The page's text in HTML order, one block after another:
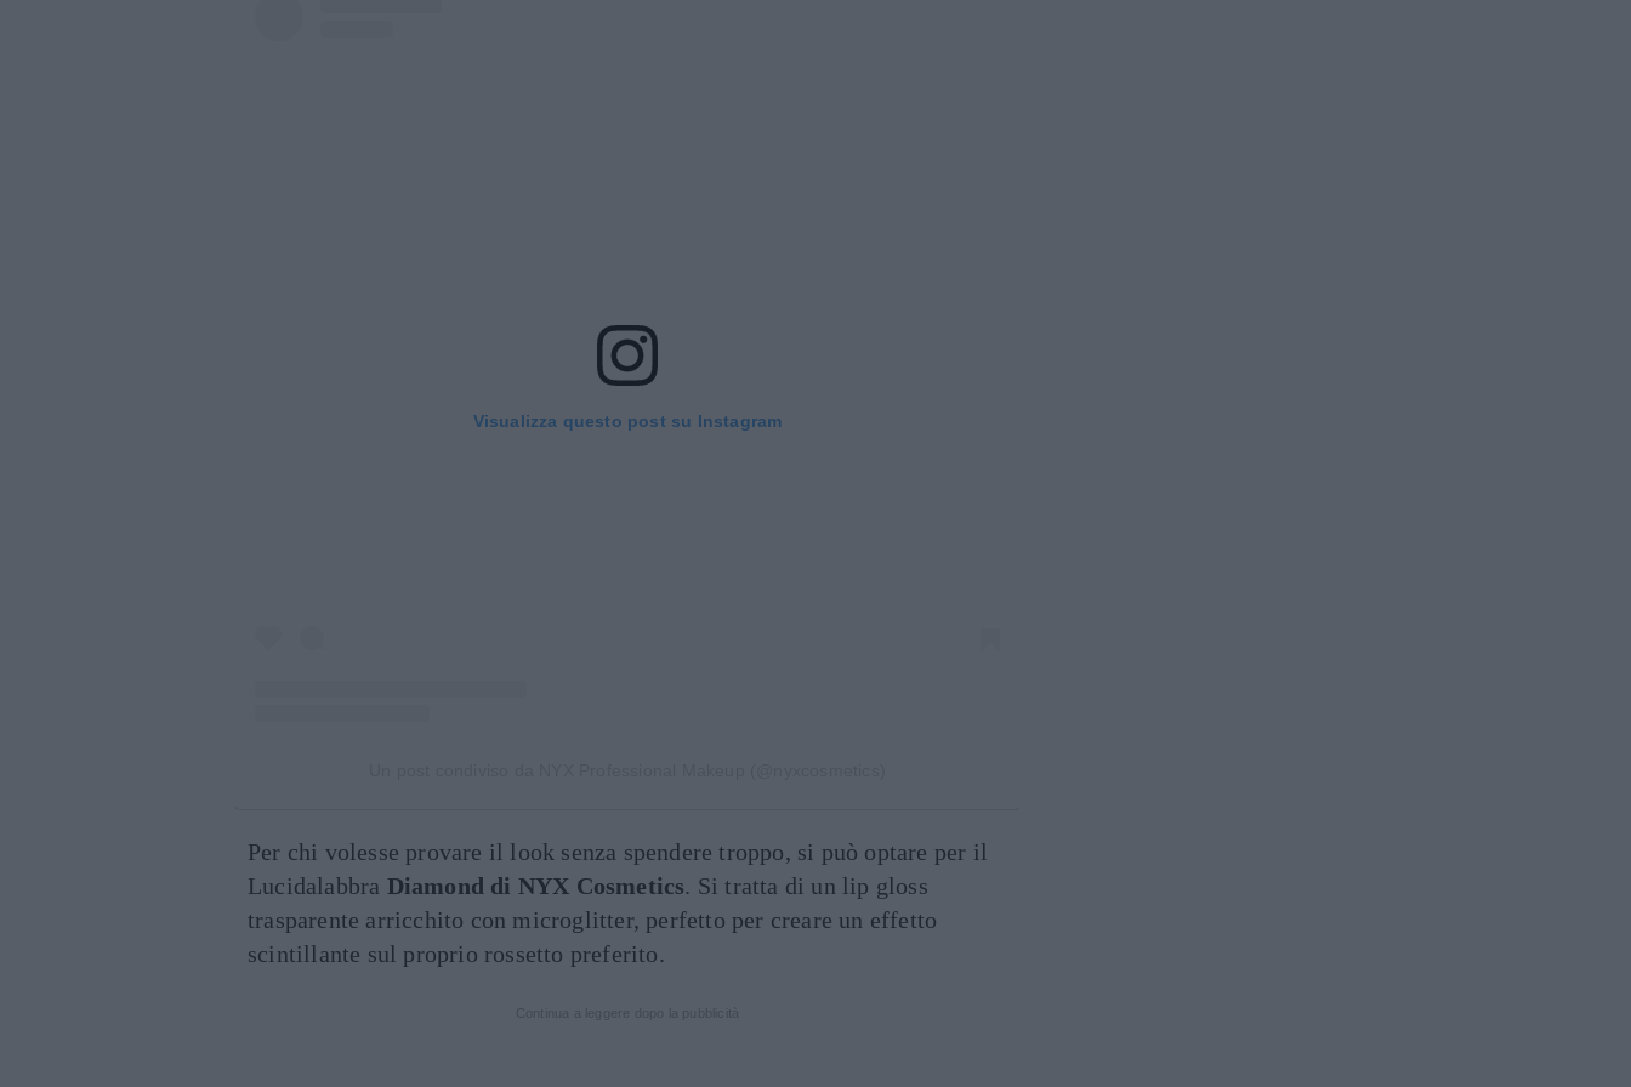
Visualizza questo post su Instagram
Per chi volesse provare il look senza spendere troppo, si può optare per il
Lucidalabbra Diamond di NYX Cosmetics. Si tratta di un lip gloss
trasparente arricchito con microglitter, perfetto per creare un effetto
scintillante sul proprio rossetto preferito.